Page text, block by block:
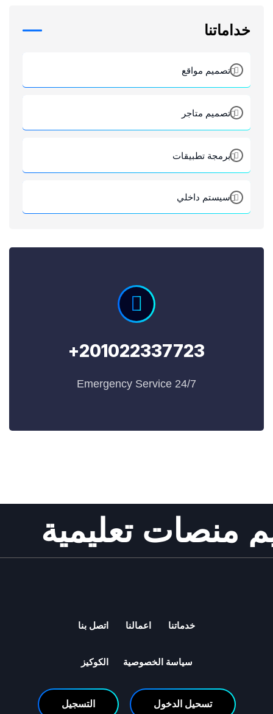
خداماتنا
تصميم مواقع
تصميم متاجر
برمجة تطبيقات
سيستم داخلي
201022337723+
24/7 Emergency Service
منصات تعليمية
خدماتنا اعمالنا اتصل بنا
سياسة الخصوصية الكوكيز
تسحيل الدخول التسجيل